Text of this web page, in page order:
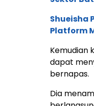
Shueisha
Platform
Kemudian
dapat
bernapas.
Dia